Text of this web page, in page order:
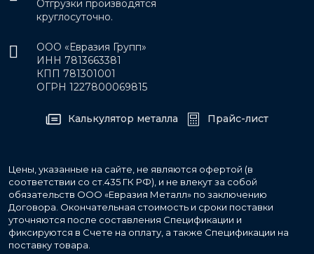
Отгрузки производятся
круглосуточно.
ООО «Евразия Групп»
ИНН 7813663381
КПП 781301001
ОГРН 1227800069815
Калькулятор металла Прайс-лист
Цены, указанные на сайте, не являются офертой (в
соответствии со ст.435 ГК РФ), и не влекут за собой
обязательств ООО «Евразия Металл» по заключению
Договора. Окончательная стоимость и сроки поставки
уточняются после составления Спецификации и
фиксируются в Счете на оплату, а также Спецификации на
поставку товара.